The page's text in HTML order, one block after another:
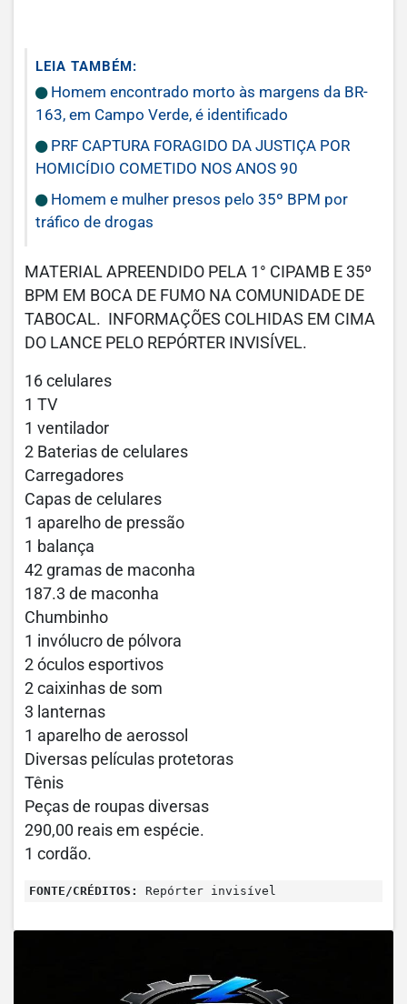
LEIA TAMBÉM:
Homem encontrado morto às margens da BR-
163, em Campo Verde, é identificado
PRF CAPTURA FORAGIDO DA JUSTIÇA POR
HOMICÍDIO COMETIDO NOS ANOS 90
Homem e mulher presos pelo 35º BPM por
tráfico de drogas
MATERIAL APREENDIDO PELA 1° CIPAMB E 35º
BPM EM BOCA DE FUMO NA COMUNIDADE DE
TABOCAL. INFORMAÇÕES COLHIDAS EM CIMA
DO LANCE PELO REPÓRTER INVISÍVEL.
16 celulares
1 TV
1 ventilador
2 Baterias de celulares
Carregadores
Capas de celulares
1 aparelho de pressão
1 balança
42 gramas de maconha
187.3 de maconha
Chumbinho
1 invólucro de pólvora
2 óculos esportivos
2 caixinhas de som
3 lanternas
1 aparelho de aerossol
Diversas películas protetoras
Tênis
Peças de roupas diversas
290,00 reais em espécie.
1 cordão.
FONTE/CRÉDITOS: Repórter invisível